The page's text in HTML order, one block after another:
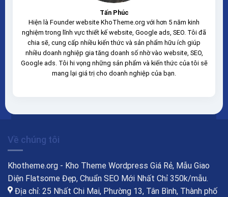
Tấn Phúc
Hiện là Founder website KhoTheme.org với hơn 5 năm kinh
nghiệm trong lĩnh vực thiết kế website, Google ads, SEO. Tôi đã
chia sẽ, cung cấp nhiều kiến thức và sản phẩm hữu ích giúp
nhiều doanh nghiệp gia tăng doanh số nhờ vào website, SEO,
Google ads. Tôi hi vọng những sản phẩm và kiến thức của tôi sẽ
mang lại giá trị cho doanh nghiệp của bạn.
Về chúng tôi
Khotheme.org - Kho Theme Wordpress Giá Rẻ, Mẫu Giao
Diện Flatsome Đẹp, Chuẩn SEO Mới Nhất Chỉ 350k/mẫu.
Địa chỉ: 25 Nhất Chi Mai, Phường 13, Tân Bình, Thành phố